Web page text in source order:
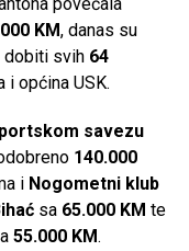
KM, danas su
dobiti svih 64
općina USK.
savezu
140.000
i Nogometni klub
sa 65.000 KM te
55.000 KM.